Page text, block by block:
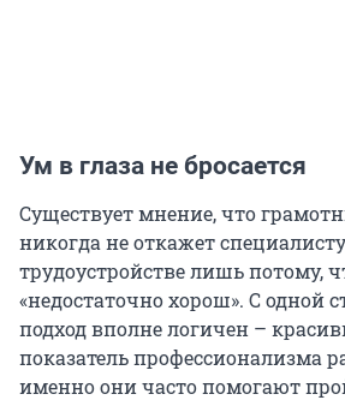
Ум в глаза не бросается
Существует мнение, что
никогда не откажет
трудоустройстве лишь потому,
«недостаточно хорош». С одной
подход вполне логичен –
показатель профессионализма
именно они часто помогают